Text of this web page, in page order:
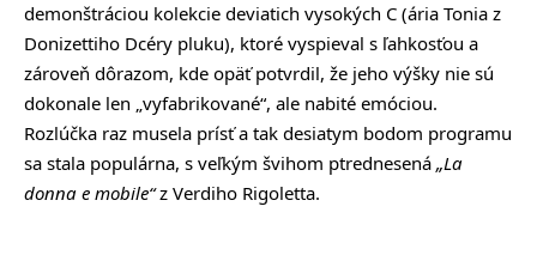
demonštráciou kolekcie deviatich vysokých C (ária Tonia z
Donizettiho Dcéry pluku), ktoré vyspieval s ľahkosťou a
zároveň dôrazom, kde opäť potvrdil, že jeho výšky nie sú
dokonale len „vyfabrikované“, ale nabité emóciou.
Rozlúčka raz musela prísť a tak desiatym bodom programu
sa stala populárna, s veľkým švihom ptrednesená „La
donna e mobile“z Verdiho Rigoletta.